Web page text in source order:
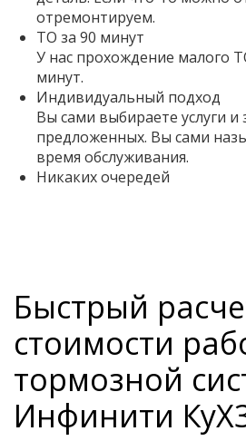
отремонтируем.
ТО за 90 минут
У нас прохождение малого
минут.
Индивидуальный подход
Вы сами выбираете услуги и
предложенных. Вы сами
время обслуживания.
Никаких очередей
Быстрый
стоимости
тормозной
Инфинити